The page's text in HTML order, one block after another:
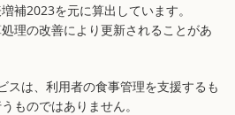
補2023を元に算出しています。
理の改善により更新されることがあ
スは、利用者の食事管理を支援するも
ものではありません。